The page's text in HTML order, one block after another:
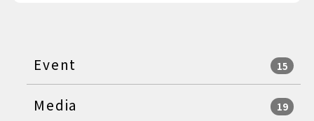
Event 15
Media 19